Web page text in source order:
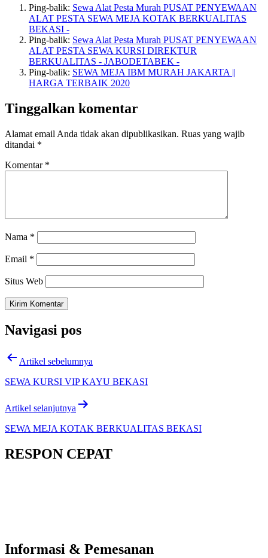
Ping-balik: Sewa Alat Pesta Murah PUSAT PENYEWAAN
ALAT PESTA SEWA MEJA KOTAK BERKUALITAS
BEKASI -
Ping-balik: Sewa Alat Pesta Murah PUSAT PENYEWAAN
ALAT PESTA SEWA KURSI DIREKTUR
BERKUALITAS - JABODETABEK -
Ping-balik: SEWA MEJA IBM MURAH JAKARTA ||
HARGA TERBAIK 2020
Tinggalkan komentar
Alamat email Anda tidak akan dipublikasikan. Ruas yang wajib
ditandai *
Komentar *
Nama *
Email *
Situs Web
Navigasi pos
Artikel sebelumnya
SEWA KURSI VIP KAYU BEKASI
Artikel selanjutnya
SEWA MEJA KOTAK BERKUALITAS BEKASI
RESPON CEPAT
Informasi & Pemesanan